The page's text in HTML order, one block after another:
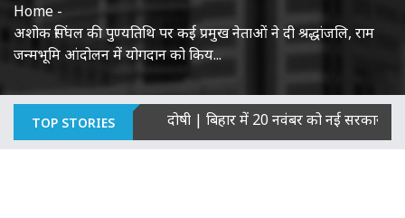
Home -
अशोक सिंघल की पुण्यतिथि पर कई प्रमुख नेताओं ने दी श्रद्धांजलि, राम
जन्मभूमि आंदोलन में योगदान को किय...
TOP STORIES
का माना दोषी बिहार में 20 नवंबर को नई सरकार का शपथ